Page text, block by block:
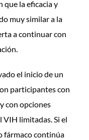
que la eficacia y
muy similar a la
a continuar con
el inicio de un
participantes con
con opciones
limitadas. Si el
fármaco continúa